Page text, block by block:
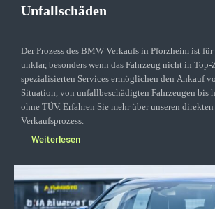
Unfallschäden
Der Prozess des BMW Verkaufs in Pforzheim ist
unklar, besonders wenn das Fahrzeug nicht in Top-
spezialisierten Services ermöglichen den Ankauf
Situation, von unfallbeschädigten Fahrzeugen bis
ohne TÜV. Erfahren Sie mehr über unseren
Verkaufsprozess.
Weiterlesen